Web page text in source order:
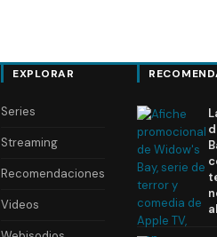
EXPLORAR
Series
Streaming
Recomendaciones
Videos